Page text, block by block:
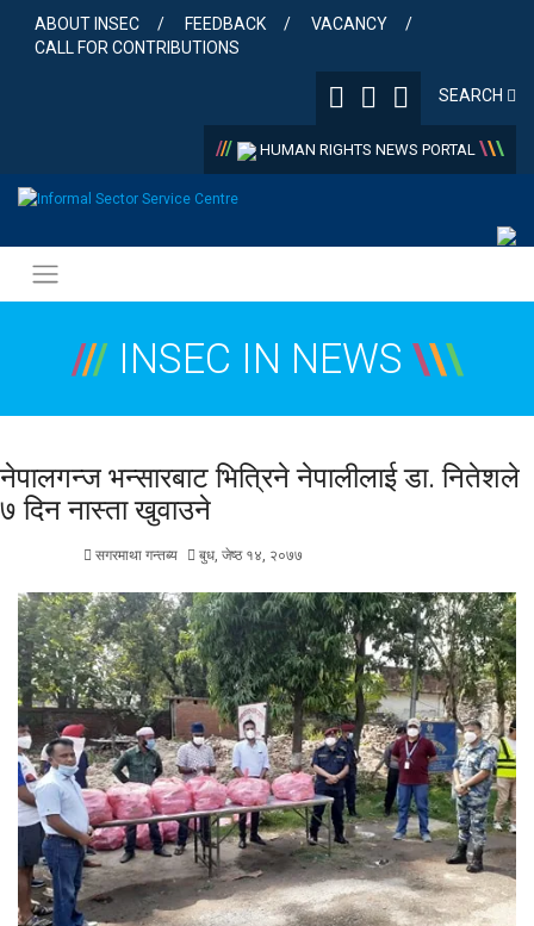
content
ABOUT INSEC FEEDBACK
VACANCY
CALL FOR CONTRIBUTIONS
SEARCH
/// HUMAN RIGHTS NEWS PORTAL \\\
/// INSEC IN NEWS \\\
नेपालगन्ज भन्सारबाट भित्रिने नेपालीलाई डा. नितेशले
७ दिन नास्ता खुवाउने
सगरमाथा गन्तब्य बुध, जेष्ठ १४, २०७७